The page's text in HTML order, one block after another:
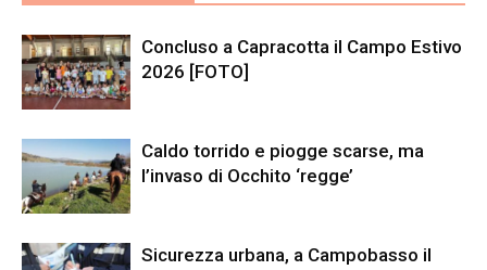
Concluso a Capracotta il Campo Estivo
2026 [FOTO]
Caldo torrido e piogge scarse, ma
l’invaso di Occhito ‘regge’
Sicurezza urbana, a Campobasso il